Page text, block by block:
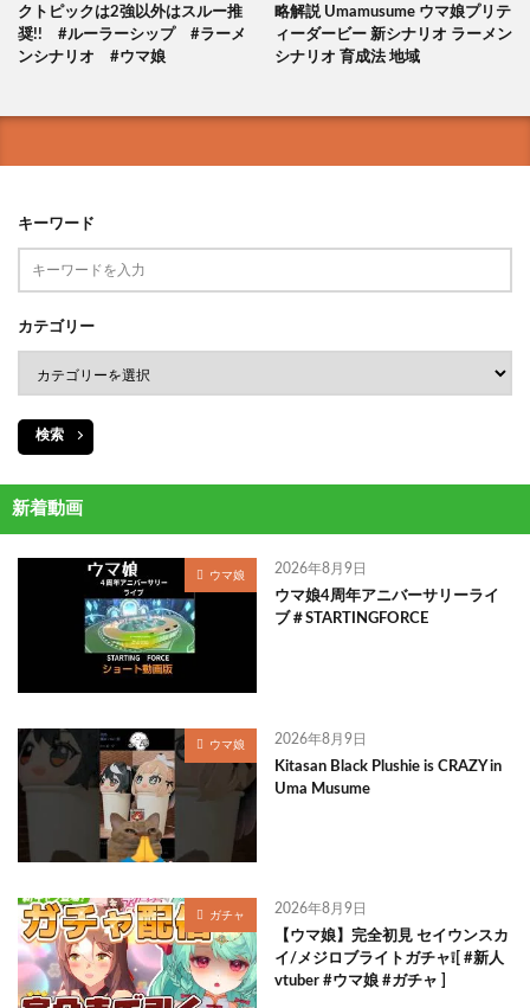
クトピックは2強以外はスルー推
奨!! #ルーラーシップ #ラーメ
ンシナリオ #ウマ娘
略解説 Umamusume ウマ娘プリテ
ィーダービー 新シナリオ ラーメン
シナリオ 育成法 地域
キーワード
カテゴリー
検索
新着動画
ウマ娘 2026年8月9日
ウマ娘4周年アニバーサリーライ
ブ＃STARTINGFORCE
ウマ娘 2026年8月9日
Kitasan Black Plushie is CRAZY in
Uma Musume
ガチャ 2026年8月9日
【ウマ娘】完全初見 セイウンスカ
イ/メジロブライトガチャ❕[ #新人
vtuber #ウマ娘 #ガチャ ]